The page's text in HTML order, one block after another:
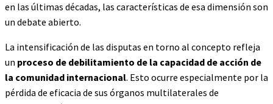
en las últimas décadas, las características de esa dimensión son
un debate abierto.
La intensificación de las disputas en torno al concepto refleja
un proceso de debilitamiento de la capacidad de acción de
la comunidad internacional. Esto ocurre especialmente por la
pérdida de eficacia de sus órganos multilaterales de